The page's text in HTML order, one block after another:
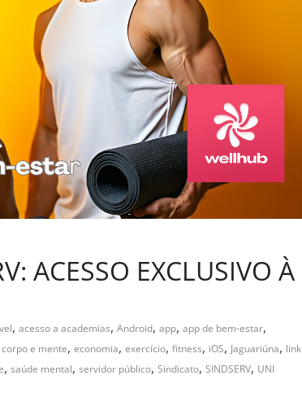
ACESSO EXCLUSIVO À
, acesso a academias, Android, app, app de bem-estar,
corpo e mente, economia, exercício, fitness, iOS, Jaguariúna, link
, saúde mental, servidor público, Sindicato, SINDSERV, UNI